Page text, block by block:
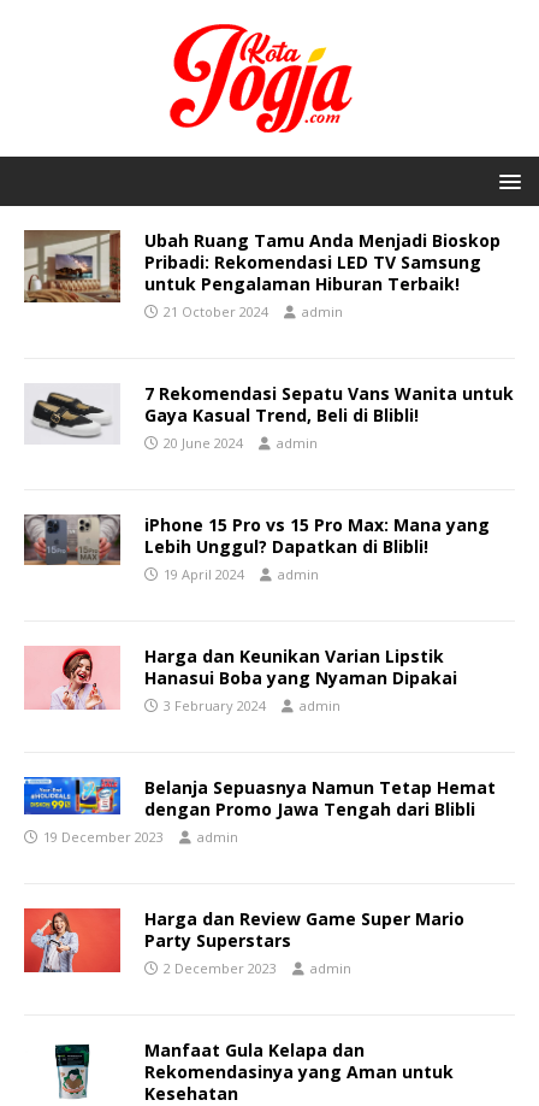
Ubah Ruang Tamu Anda Menjadi Bioskop
Pribadi: Rekomendasi LED TV Samsung
untuk Pengalaman Hiburan Terbaik!
21 October 2024 admin
7 Rekomendasi Sepatu Vans Wanita untuk
Gaya Kasual Trend, Beli di Blibli!
20 June 2024 admin
iPhone 15 Pro vs 15 Pro Max: Mana yang
Lebih Unggul? Dapatkan di Blibli!
19 April 2024 admin
Harga dan Keunikan Varian Lipstik
Hanasui Boba yang Nyaman Dipakai
3 February 2024 admin
Belanja Sepuasnya Namun Tetap Hemat
dengan Promo Jawa Tengah dari Blibli
19 December 2023 admin
Harga dan Review Game Super Mario
Party Superstars
2 December 2023 admin
Manfaat Gula Kelapa dan
Rekomendasinya yang Aman untuk
Kesehatan